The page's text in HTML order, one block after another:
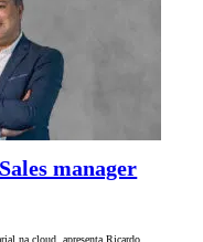
manager
na cloud, apresenta Ricardo